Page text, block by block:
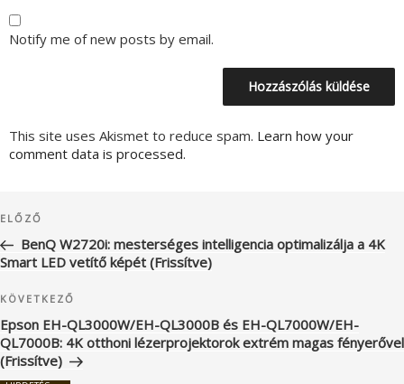
Notify me of new posts by email.
This site uses Akismet to reduce spam. Learn how your
comment data is processed.
navigáció
Korábbi
bejegyzés
ELŐZŐ
BenQ W2720i: mesterséges intelligencia optimalizálja a 4K
Smart LED vetítő képét (Frissítve)
Következő
bejegyzés
KÖVETKEZŐ
Epson EH-QL3000W/EH-QL3000B és EH-QL7000W/EH-
QL7000B: 4K otthoni lézerprojektorok extrém magas fényerővel
(Frissítve)